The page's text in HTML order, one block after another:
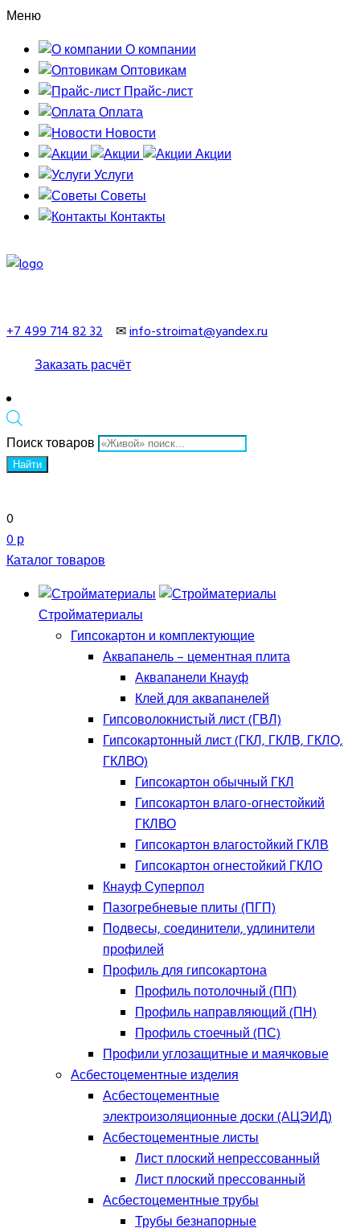
Меню
О компании
Оптовикам
Прайс-лист
Оплата
Новости
Акции
Услуги
Советы
Контакты
+7 499 714 82 32 ✉info-stroimat@yandex.ru
Заказать расчёт
Поиск товаров
Найти
0
0 р
Каталог товаров
Стройматериалы
Гипсокартон и комплектующие
Аквапанель – цементная плита
Аквапанели Кнауф
Клей для аквапанелей
Гипсоволокнистый лист (ГВЛ)
Гипсокартонный лист (ГКЛ, ГКЛВ, ГКЛО,
ГКЛВО)
Гипсокартон обычный ГКЛ
Гипсокартон влаго-огнестойкий
ГКЛВО
Гипсокартон влагостойкий ГКЛВ
Гипсокартон огнестойкий ГКЛО
Кнауф Суперпол
Пазогребневые плиты (ПГП)
Подвесы, соединители, удлинители
профилей
Профиль для гипсокартона
Профиль потолочный (ПП)
Профиль направляющий (ПН)
Профиль стоечный (ПС)
Профили углозащитные и маячковые
Асбестоцементные изделия
Асбестоцементные
электроизоляционные доски (АЦЭИД)
Асбестоцементные листы
Лист плоский непрессованный
Лист плоский прессованный
Асбестоцементные трубы
Трубы безнапорные